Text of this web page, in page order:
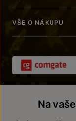
VŠE O NÁKUPU
Na